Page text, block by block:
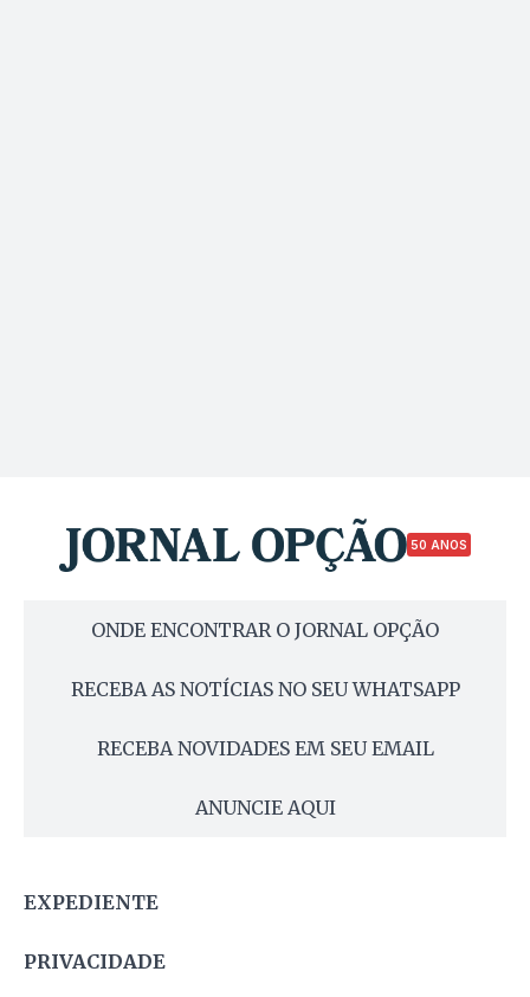
50 ANOS
ONDE ENCONTRAR O JORNAL OPÇÃO
RECEBA AS NOTÍCIAS NO SEU WHATSAPP
RECEBA NOVIDADES EM SEU EMAIL
ANUNCIE AQUI
EXPEDIENTE
PRIVACIDADE